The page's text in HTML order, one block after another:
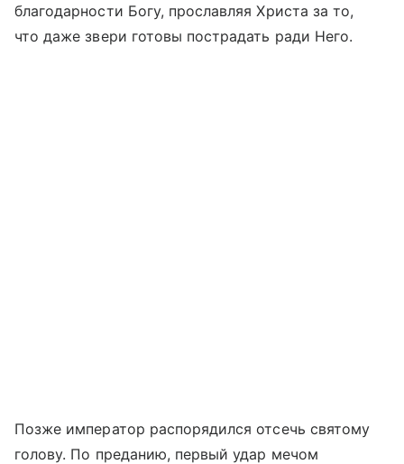
благодарности Богу, прославляя Христа за то,
что даже звери готовы пострадать ради Него.
Позже император распорядился отсечь святому
голову. По преданию, первый удар мечом